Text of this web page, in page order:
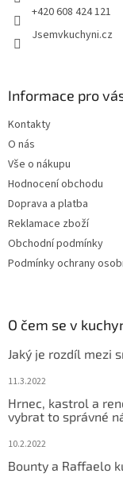
+420 608 424 121
Jsemvkuchyni.cz
Informace pro
Kontakty
O nás
Vše o nákupu
Hodnocení obchodu
Doprava a platba
Reklamace zboží
Obchodní podmínky
Podmínky ochrany
O čem se v
Jaký je rozdíl mezi
11.3.2022
Hrnec, kastrol a
vybrat to správné
10.2.2022
Bounty a Raffaelo